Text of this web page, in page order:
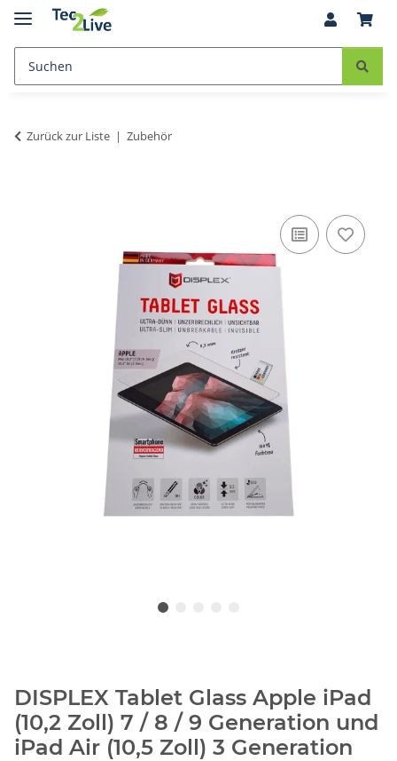
Zurück zur Liste Zubehör
DISPLEX Tablet Glass Apple iPad
(10,2 Zoll) 7 / 8 / 9 Generation und
iPad Air (10,5 Zoll) 3 Generation